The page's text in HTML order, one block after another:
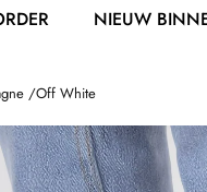
NIEUW
/Off White